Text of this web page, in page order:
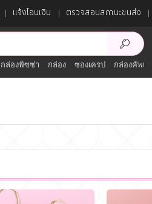
แจ้งโอนเงิน ตรวจสอบสถานะขนส่ง
กล่องพิซซ่า กล่อง ซองเครป กล่องคัพเค้ก